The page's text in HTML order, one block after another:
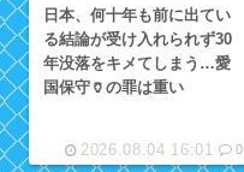
日本、何十年も前に出てい
る結論が受け入れられず30
年没落をキメてしまう…愛
国保守🏺の罪は重い
2026.08.04 16:01 0